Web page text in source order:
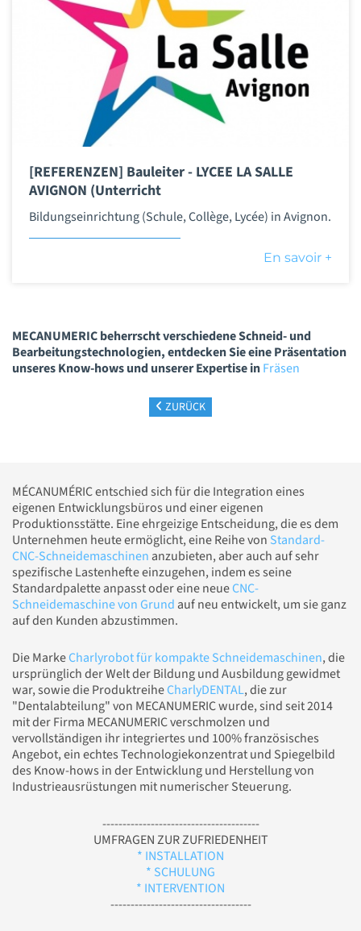
[REFERENZEN] Bauleiter - LYCEE LA SALLE
AVIGNON (Unterricht
Bildungseinrichtung (Schule, Collège, Lycée) in Avignon.
En savoir +
MECANUMERIC beherrscht verschiedene Schneid- und
Bearbeitungstechnologien, entdecken Sie eine Präsentation
unseres Know-hows und unserer Expertise inFräsen
ZURÜCK
MÉCANUMÉRIC entschied sich für die Integration eines
eigenen Entwicklungsbüros und einer eigenen
Produktionsstätte. Eine ehrgeizige Entscheidung, die es dem
Unternehmen heute ermöglicht, eine Reihe von Standard-
CNC-Schneidemaschinen anzubieten, aber auch auf sehr
spezifische Lastenhefte einzugehen, indem es seine
Standardpalette anpasst oder eine neueCNC-
Schneidemaschine von Grund auf neu entwickelt, um sie ganz
auf den Kunden abzustimmen.
Die MarkeCharlyrobot für kompakte Schneidemaschinen, die
ursprünglich der Welt der Bildung und Ausbildung gewidmet
war, sowie die ProduktreiheCharlyDENTAL, die zur
"Dentalabteilung" von MECANUMERIC wurde, sind seit 2014
mit der Firma MECANUMERIC verschmolzen und
vervollständigen ihr integriertes und 100% französisches
Angebot, ein echtes Technologiekonzentrat und Spiegelbild
des Know-hows in der Entwicklung und Herstellung von
Industrieausrüstungen mit numerischer Steuerung.
---------------------------------------
UMFRAGEN ZUR ZUFRIEDENHEIT
* INSTALLATION
* SCHULUNG
* INTERVENTION
-----------------------------------